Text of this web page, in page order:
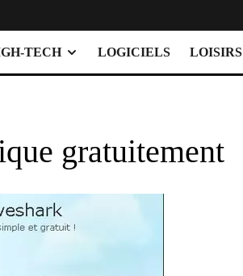
TECH LOGICIELS LOISIRS
gratuitement